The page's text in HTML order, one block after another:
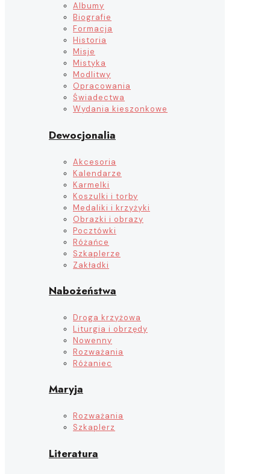
Albumy
Biografie
Formacja
Historia
Misje
Mistyka
Modlitwy
Opracowania
Świadectwa
Wydania kieszonkowe
Dewocjonalia
Akcesoria
Kalendarze
Karmelki
Koszulki i torby
Medaliki i krzyżyki
Obrazki i obrazy
Pocztówki
Różańce
Szkaplerze
Zakładki
Nabożeństwa
Droga krzyżowa
Liturgia i obrzędy
Nowenny
Rozważania
Różaniec
Maryja
Rozważania
Szkaplerz
Literatura